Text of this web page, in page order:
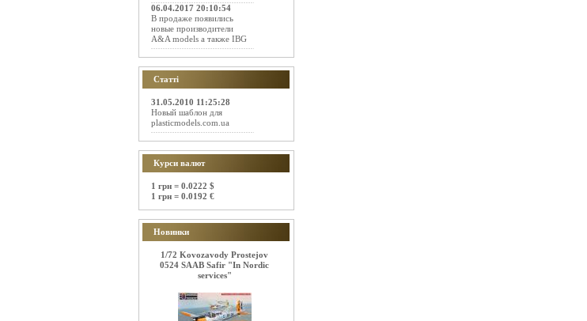
06.04.2017 20:10:54
В продаже появились
новые производители
A&A models а также IBG
Статті
31.05.2010 11:25:28
Новый шаблон для
plasticmodels.com.ua
Курси валют
1 грн = 0.0222 $
1 грн = 0.0192 €
Новинки
1/72 Kovozavody Prostejov
0524 SAAB Safir "In Nordic
services"